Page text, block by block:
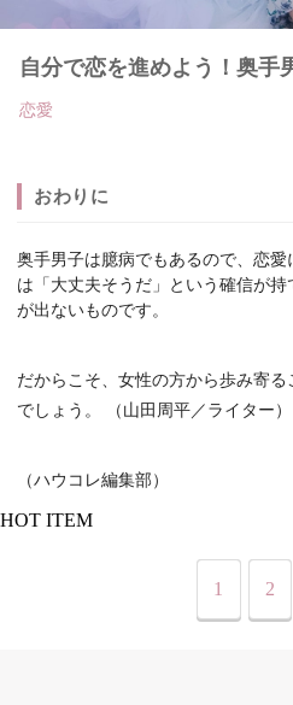
自分で恋を進めよう！奥手
恋愛
おわりに
奥手男子は臆病でもあるので、恋
は「大丈夫そうだ」という確信が
が出ないものです。
だからこそ、女性の方から歩み寄
でしょう。 （山田周平／ライター）
（ハウコレ編集部）
HOT ITEM
1 2